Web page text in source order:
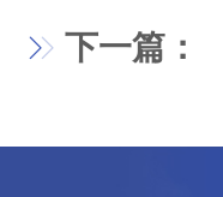
下一篇：